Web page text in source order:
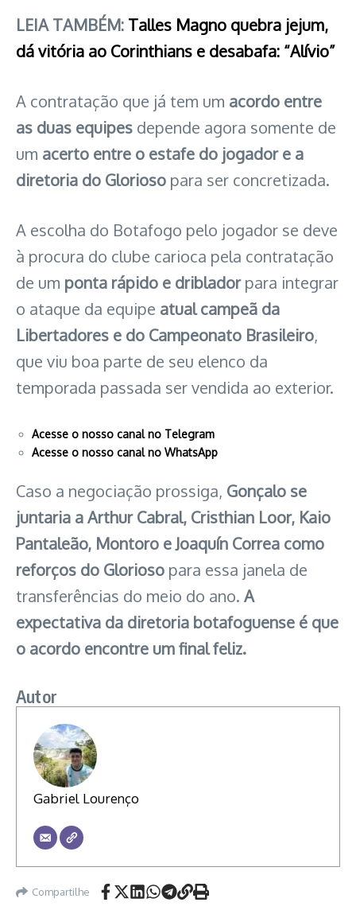
LEIA TAMBÉM: Talles Magno quebra jejum,
dá vitória ao Corinthians e desabafa: “Alívio”
A contratação que já tem um acordo entre
as duas equipes depende agora somente de
um acerto entre o estafe do jogador e a
diretoria do Glorioso para ser concretizada.
A escolha do Botafogo pelo jogador se deve
à procura do clube carioca pela contratação
de um ponta rápido e dribladorpara integrar
o ataque da equipe atual campeã da
Libertadores e do Campeonato Brasileiro,
que viu boa parte de seu elenco da
temporada passada ser vendida ao exterior.
Acesse o nosso canal no Telegram
Acesse o nosso canal no WhatsApp
Caso a negociação prossiga, Gonçalo se
juntaria a Arthur Cabral, Cristhian Loor, Kaio
Pantaleão, Montoro e Joaquín Correa como
reforços do Glorioso para essa janela de
transferências do meio do ano. A
expectativa da diretoria botafoguense é que
o acordo encontre um final feliz.
Autor
Gabriel Lourenço
Compartilhe